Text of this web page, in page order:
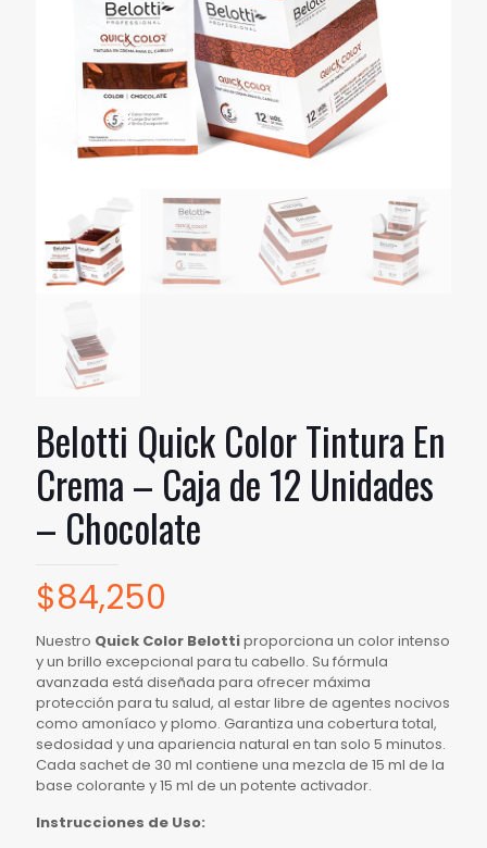
Belotti Quick Color Tintura En
Crema – Caja de 12 Unidades
– Chocolate
$84,250
Nuestro Quick Color Belottiproporciona un color intenso
y un brillo excepcional para tu cabello. Su fórmula
avanzada está diseñada para ofrecer máxima
protección para tu salud, al estar libre de agentes nocivos
como amoníaco y plomo. Garantiza una cobertura total,
sedosidad y una apariencia natural en tan solo 5 minutos.
Cada sachet de 30 ml contiene una mezcla de 15 ml de la
base colorante y 15 ml de un potente activador.
Instrucciones de Uso: